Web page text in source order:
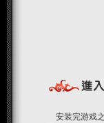
安装完游戏